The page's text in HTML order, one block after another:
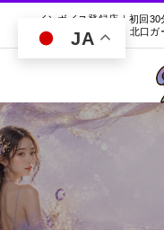
インボイス登録店｜初回
口・北口
JA